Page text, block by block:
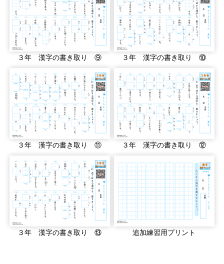
３年 漢字の書き取り ⑨ ３年 漢字の書き取り ⑩
３年 漢字の書き取り ⑪ ３年 漢字の書き取り ⑫
３年 漢字の書き取り ⑬ 追加練習用プリント